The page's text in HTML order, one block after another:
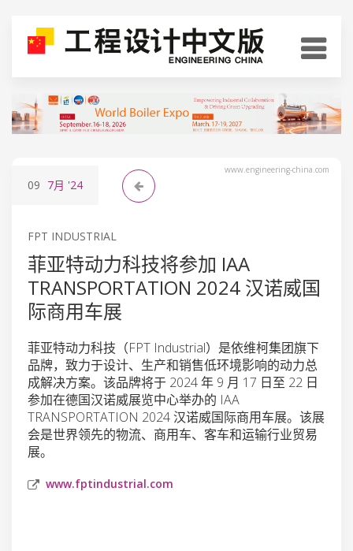
www.engineering-china.com
09 7月 '24
FPT INDUSTRIAL
菲亚特动力科技将参加 IAA
TRANSPORTATION 2024 汉诺威国
际商用车展
菲亚特动力科技（FPT Industrial）是依维柯集团旗下
品牌，致力于设计、生产和销售低环境影响的动力总
成解决方案。该品牌将于 2024 年 9 月 17 日至 22 日
参加在德国汉诺威展览中心举办的 IAA
TRANSPORTATION 2024 汉诺威国际商用车展。该展
会是世界领先的物流、商用车、客车和运输行业贸易
展。
www.fptindustrial.com